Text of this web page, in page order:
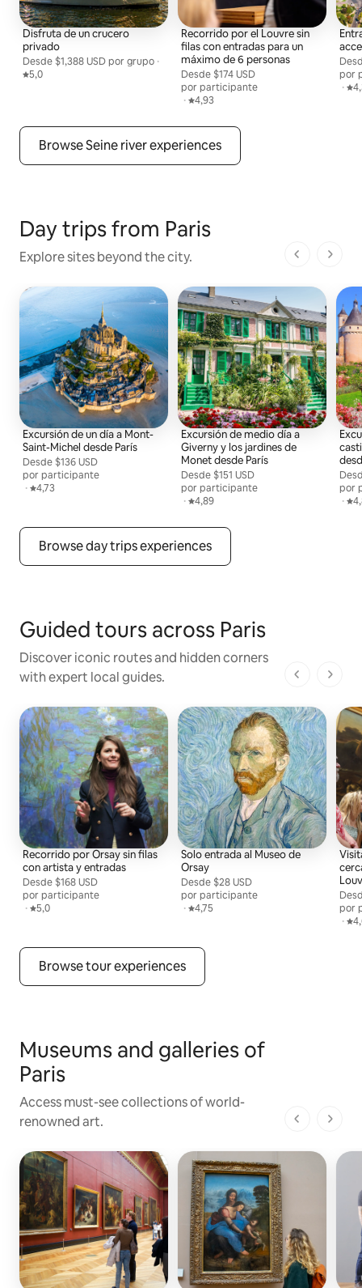
Disfruta de un crucero
privado
Desde $1,388 USDpor grupo
Desde $1,388 USD por grupo ·
Calificación promedio: 5,0 de 5
5,0
Recorrido por el Louvre sin
filas con entradas para un
máximo de 6 personas
Desde $174 USD
por participante
Desde $174 USD por persona
·Calificación promedio: 4,93 de 5
4,93
por
·
Browse Seine river experiences
Day trips from Paris
Explore sites beyond the city. 1 de 1
Excursión de un día a Mont-
Saint-Michel desde París
Desde $136 USD
por participante
Desde $136 USD por persona
·Calificación promedio: 4,73 de 5
4,73
Excursión de medio día a
Giverny y los jardines de
Monet desde París
Desde $151 USD
por participante
Desde $151 USD por persona
·Calificación promedio: 4,89 de 5
4,89
por
·
Browse day trips experiences
Guided tours across Paris
Discover iconic routes and hidden corners
with expert local guides.
1 de 1
Recorrido por Orsay sin filas
con artista y entradas
Desde $168 USD
por participante
Desde $168 USD por persona
·Calificación promedio: 5,0 de 5
5,0
Solo entrada al Museo de
Orsay
Desde $28 USD
por participante
Desde $28 USD por persona
·Calificación promedio: 4,75 de 5
4,75
por
·
Browse tour experiences
Museums and galleries of
Paris
Access must-see collections of world-
renowned art.
1 de 1